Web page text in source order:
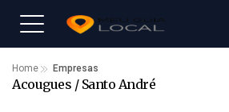
Home Empresas
Acougues / Santo André